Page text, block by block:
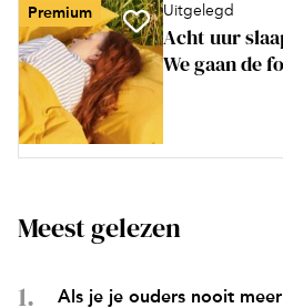
Premium Uitgelegd
Acht uur
We gaan de
Meest gelezen
Als je je ouders nooit